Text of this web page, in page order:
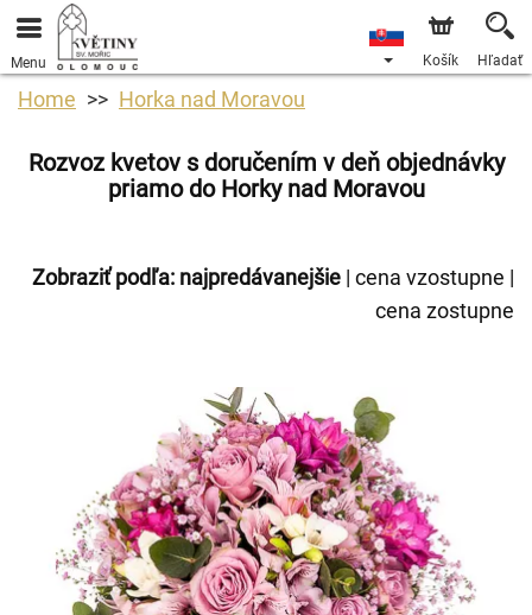
Menu Košík Hľadať
Home Horka nad Moravou
Rozvoz kvetov s doručením v deň objednávky
priamo do Horky nad Moravou
Zobraziť podľa: najpredávanejšie | cena vzostupne |
cena zostupne